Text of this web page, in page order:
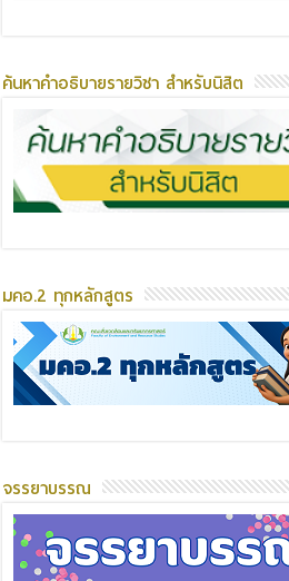
ค้นหาคำอธิบายรายวิชา สำหรับนิสิต
มคอ.2 ทุกหลักสูตร
จรรยาบรรณ